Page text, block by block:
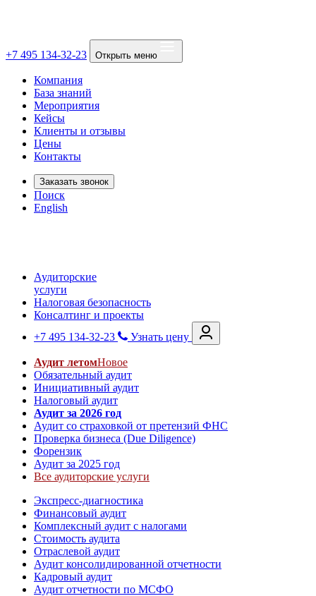
+7 495 134-32-23 Открыть меню
Компания
База знаний
Мероприятия
Кейсы
Клиенты и отзывы
Цены
Контакты
Заказать звонок
Поиск
English
Аудиторские
услуги
Налоговая безопасность
Консалтинг и проекты
+7 495 134-32-23
Узнать цену
Аудит летомНовое
Обязательный аудит
Инициативный аудит
Налоговый аудит
Аудит за 2026 год
Аудит со страховкой от претензий ФНС
Проверка бизнеса (Due Diligence)
Форензик
Аудит за 2025 год
Все аудиторские услуги
Экспресс-диагностика
Финансовый аудит
Комплексный аудит с налогами
Стоимость аудита
Отраслевой аудит
Аудит консолидированной отчетности
Кадровый аудит
Аудит отчетности по МСФО